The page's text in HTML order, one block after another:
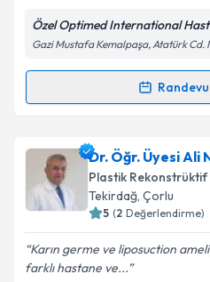
Özel Optimed International
Gazi Mustafa Kemalpaşa, Atatürk Cd.
Randevu Takvimi
Op. Dr. Serkan Aslaniçin
oluşturun. Size bu
takvim hazırlandığında e-
Dr. Öğr. Üyesi Ali
Plastik
Tekirdağ, Çorlu
5 (2 Değerlendirme)
Karın germe ve liposuction
farklı hastane ve...